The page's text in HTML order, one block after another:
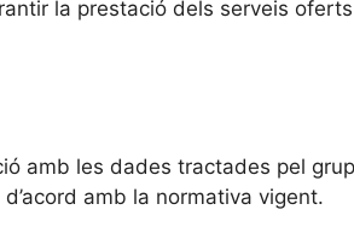
la prestació dels serveis
amb les dades tractades pel
amb la normativa vigent.